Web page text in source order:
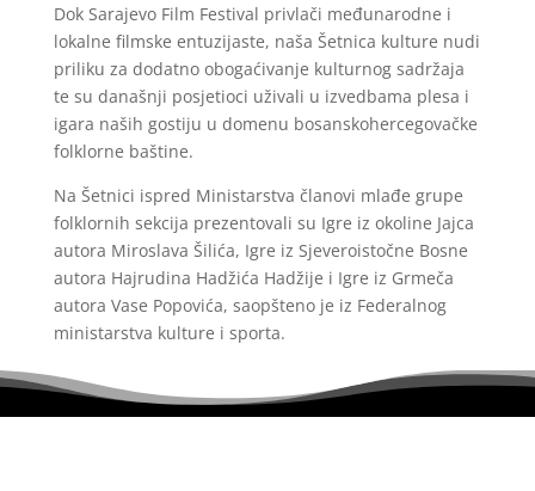
Dok Sarajevo Film Festival privlači međunarodne i
lokalne filmske entuzijaste, naša Šetnica kulture nudi
priliku za dodatno obogaćivanje kulturnog sadržaja
te su današnji posjetioci uživali u izvedbama plesa i
igara naših gostiju u domenu bosanskohercegovačke
folklorne baštine.
Na Šetnici ispred Ministarstva članovi mlađe grupe
folklornih sekcija prezentovali su Igre iz okoline Jajca
autora Miroslava Šilića, Igre iz Sjeveroistočne Bosne
autora Hajrudina Hadžića Hadžije i Igre iz Grmeča
autora Vase Popovića, saopšteno je iz Federalnog
ministarstva kulture i sporta.